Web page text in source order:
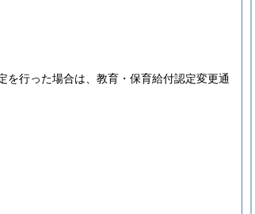
行った場合は、教育・保育給付認定変更通